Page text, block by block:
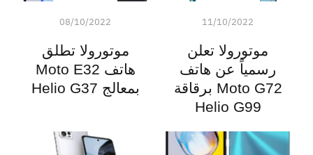
11/10/2022
موتورولا تعلن
رسمياً عن هاتف
Moto G72 برقاقة
Helio G99
08/10/2022
موتورولا تطلق
هاتف Moto E32
بمعالج Helio G37